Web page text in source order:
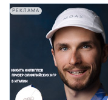
РЕКЛАМА